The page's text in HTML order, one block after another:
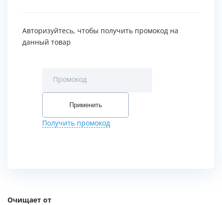
Авторизуйтесь, чтобы получить промокод на
данный товар
Промокод
Применить
Получить промокод
Очищает от